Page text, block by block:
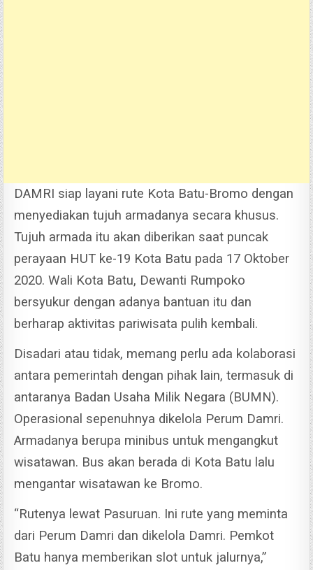
DAMRI siap layani rute Kota Batu-Bromo dengan
menyediakan tujuh armadanya secara khusus.
Tujuh armada itu akan diberikan saat puncak
perayaan HUT ke-19 Kota Batu pada 17 Oktober
2020.Wali Kota Batu, Dewanti Rumpoko
bersyukur dengan adanya bantuan itu dan
berharap aktivitas pariwisata pulih kembali.
Disadari atau tidak, memang perlu ada kolaborasi
antara pemerintah dengan pihak lain, termasuk di
antaranya Badan Usaha Milik Negara (BUMN).
Operasional sepenuhnya dikelola Perum Damri.
Armadanya berupa minibus untuk mengangkut
wisatawan. Bus akan berada di Kota Batu lalu
mengantar wisatawan ke Bromo.
“Rutenya lewat Pasuruan. Ini rute yang meminta
dari Perum Damri dan dikelola Damri. Pemkot
Batu hanya memberikan slot untuk jalurnya,”